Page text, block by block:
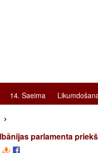
14. Saeima
parlamenta